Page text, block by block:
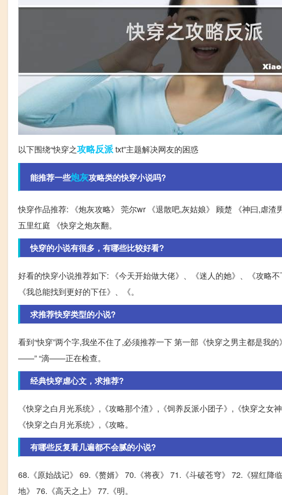
以下围绕“快穿之攻略反派txt”主题解决网友的困惑
能推荐一些炮灰攻略类的快穿小说吗?
快穿作品推荐: 《炮灰攻略》 莞尔wr 《退散吧,灰姑娘》 顾楚 《神曰,虐渣
五里红庭 《快穿之炮灰翻。
快穿的小说有很多，有哪些比较好看?
好看的快穿小说推荐如下: 《今天开始做大佬》、《迷人的她》、《攻略
《我总能找到更好的下任》、《。
求推荐快穿类型的小说?
看到“快穿”两个字,我坐不住了,必须推荐一下 第一部《快穿之男主都是
——” “滴——正在检查。
经典快穿虐心文，求推荐?
《快穿之白月光系统》,《攻略那个渣》,《饲养反派小团子》,《快穿之女
《快穿之白月光系统》,《攻略。
有哪些反复看几遍都不会腻的小说?
68.《原始战记》 69.《赘婿》 70.《将夜》 71.《斗破苍穹》 72.《猩红降
地》 76.《高天之上》 77.《明。